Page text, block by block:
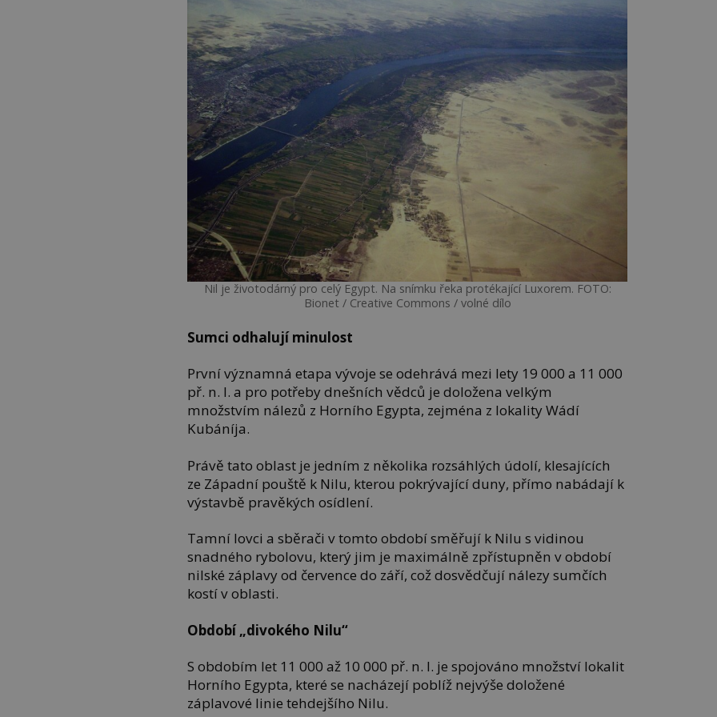
Nil je životodárný pro celý Egypt. Na snímku řeka protékající Luxorem. FOTO:
Bionet / Creative Commons / volné dílo
Sumci odhalují minulost
První významná etapa vývoje se odehrává mezi lety 19 000 a 11 000
př. n. l. a pro potřeby dnešních vědců je doložena velkým
množstvím nálezů z Horního Egypta, zejména z lokality Wádí
Kubáníja.
Právě tato oblast je jedním z několika rozsáhlých údolí, klesajících
ze Západní pouště k Nilu, kterou pokrývající duny, přímo nabádají k
výstavbě pravěkých osídlení.
Tamní lovci a sběrači v tomto období směřují k Nilu s vidinou
snadného rybolovu, který jim je maximálně zpřístupněn v období
nilské záplavy od července do září, což dosvědčují nálezy sumčích
kostí v oblasti.
Období „divokého Nilu“
S obdobím let 11 000 až 10 000 př. n. l. je spojováno množství lokalit
Horního Egypta, které se nacházejí poblíž nejvýše doložené
záplavové linie tehdejšího Nilu.